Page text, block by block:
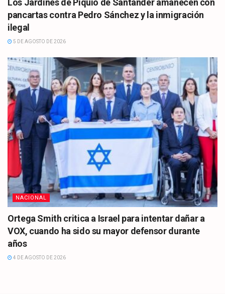
pancartas contra Pedro Sánchez y la inmigración
ilegal
5 DE AGOSTO DE 2026
NACIONAL
Ortega Smith critica a Israel para intentar dañar a
VOX, cuando ha sido su mayor defensor durante
años
4 DE AGOSTO DE 2026